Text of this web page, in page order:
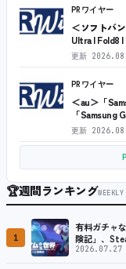
PRワイヤー
＜ソフトバ
Ultra | Fold8
更新
PRワイヤー
＜au＞「
「Samsung
更新
🏆週間ランキングWEEKLY
1
有料ガチャ
険記」、
2026.07.27